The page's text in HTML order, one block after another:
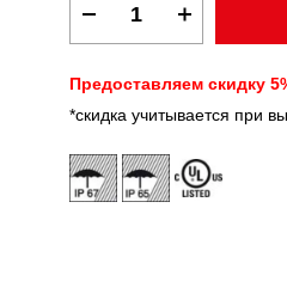
Предоставляем скидку
*скидка учитывается при